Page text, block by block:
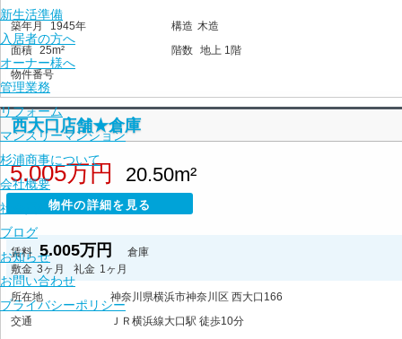
新生活準備
入居者の方へ
オーナー様へ
管理業務
リフォーム
マンスリーマンション
杉浦商事について
会社概要
社会貢献活動
ブログ
お知らせ
お問い合わせ
プライバシーポリシー
築年月 1945年 構造 木造
面積 25m² 階数 地上 1階
物件番号
西大口店舗★倉庫
5.005万円 20.50m²
物件の詳細を見る
賃料 5.005万円
倉庫
敷金 3ヶ月 礼金 1ヶ月
所在地
神奈川県横浜市神奈川区 西大口166
交通
ＪＲ横浜線大口駅 徒歩10分